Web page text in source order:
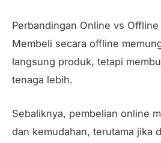
Perbandingan Online vs Offline
Membeli secara offline
langsung produk, tetapi
tenaga lebih.
Sebaliknya, pembelian online
dan kemudahan, terutama jika